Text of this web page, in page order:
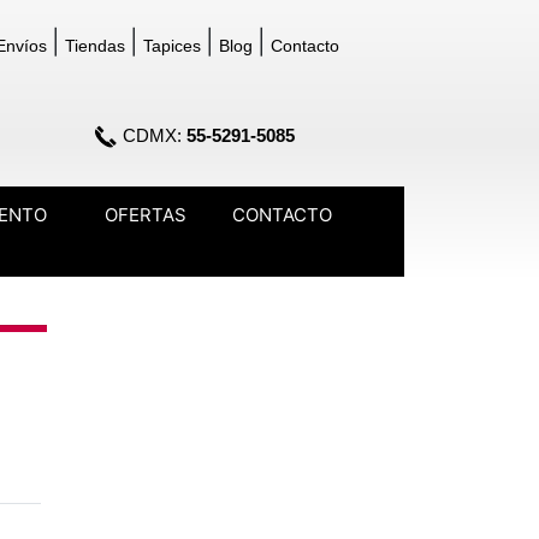
Tiendas Tapices Blog Contacto
CDMX: 55-5291-5085
OFERTAS CONTACTO